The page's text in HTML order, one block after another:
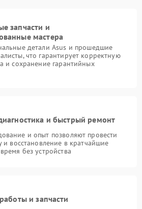
запчасти и
мастера
детали Asus и прошедшие
что гарантирует корректную
и сохранение гарантийных
и быстрый ремонт
и опыт позволяют провести
и восстановление в кратчайшие
без устройства
и запчасти